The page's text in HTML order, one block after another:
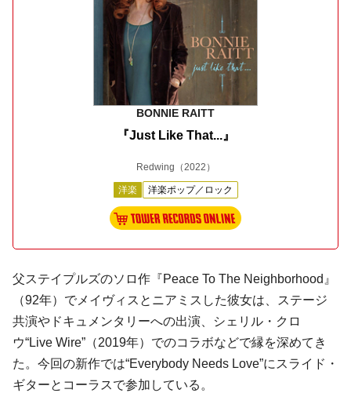
BONNIE RAITT
『Just Like That...』
Redwing （2022）
洋楽 洋楽ポップ／ロック
父ステイプルズのソロ作『Peace To The Neighborhood』
（92年）でメイヴィスとニアミスした彼女は、ステージ
共演やドキュメンタリーへの出演、シェリル・クロ
ウ“Live Wire”（2019年）でのコラボなどで縁を深めてき
た。今回の新作では“Everybody Needs Love”にスライド・
ギターとコーラスで参加している。